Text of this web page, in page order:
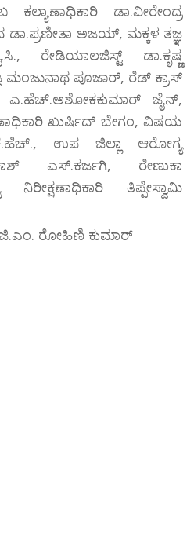
ಡಾ.ವೀರೇಂದ್ರ
ಡಾ.ಪ್ರಣೀತಾ ಅಜಯ್, ಮಕ್ಕಳ ತಜ್ಞ
ರೇಡಿಯಾಲಜಿಸ್ಟ್ ಡಾ.ಕೃಷ್ಣ
ಮಂಜುನಾಥ ಪೂಜಾರ್, ರೆಡ್ ಕ್ರಾಸ್
ಜೈನ್,
ಖುರ್ಷಿದ್ ಬೇಗಂ, ವಿಷಯ
ಉಪ ಜಿಲ್ಲಾ ಆರೋಗ್ಯ
ಎಸ್.ಕರ್ಜಗಿ, ರೇಣುಕಾ
ತಿಪ್ಪೇಸ್ವಾಮಿ
ರೋಹಿಣಿ ಕುಮಾರ್